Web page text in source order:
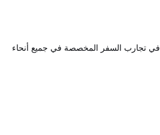
تتخصص شركة HuaTu Tours في تجارب السفر المخصصة في جميع أنحاء